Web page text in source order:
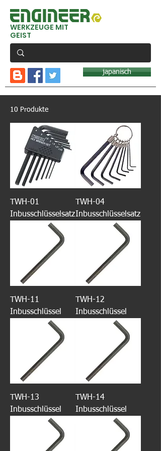
WERKZEUGE MIT
GEIST
japanisch
10 Produkte
TWH-01
Inbusschlüsselsatz
TWH-04
Inbusschlüsselsatz
TWH-11
Inbusschlüssel
TWH-12
Inbusschlüssel
TWH-13
Inbusschlüssel
TWH-14
Inbusschlüssel